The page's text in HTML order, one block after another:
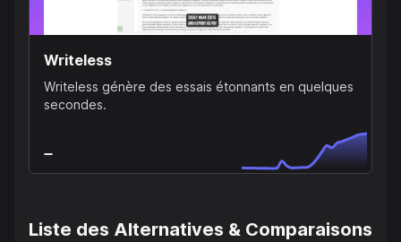
Writeless
Writeless génère des essais étonnants en quelques
secondes.
Liste des Alternatives & Comparaisons